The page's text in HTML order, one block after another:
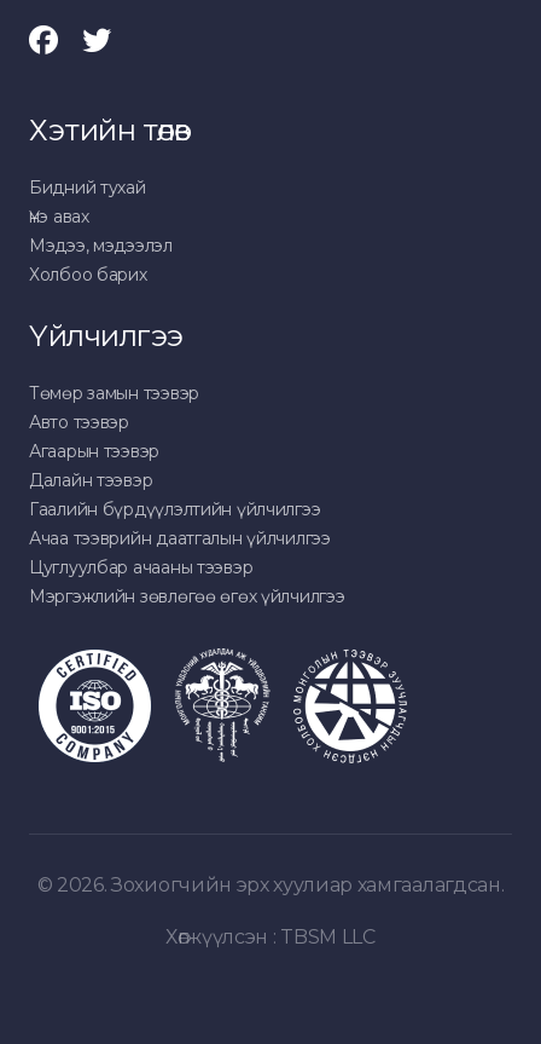
Хэтийн төлөв
Бидний тухай
Үнэ авах
Мэдээ, мэдээлэл
Холбоо барих
Үйлчилгээ
Төмөр замын тээвэр
Авто тээвэр
Агаарын тээвэр
Далайн тээвэр
Гаалийн бүрдүүлэлтийн үйлчилгээ
Ачаа тээврийн даатгалын үйлчилгээ
Цуглуулбар ачааны тээвэр
Мэргэжлийн зөвлөгөө өгөх үйлчилгээ
© 2026. Зохиогчийн эрх хуулиар хамгаалагдсан.
Хөгжүүлсэн : TBSM LLC